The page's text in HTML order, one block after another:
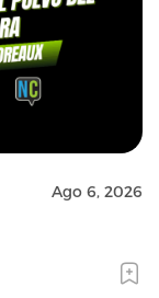
Ago 6, 2026